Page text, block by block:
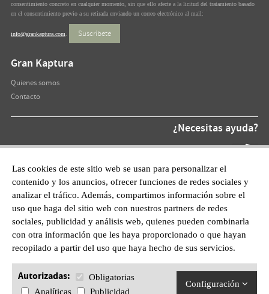
Las cookies de este sitio web se usan para personalizar el
contenido y los anuncios, ofrecer funciones de redes sociales y
analizar el tráfico. Además, compartimos información sobre el
uso que haga del sitio web con nuestros partners de redes
sociales, publicidad y análisis web, quienes pueden combinarla
con otra información que les haya proporcionado o que hayan
recopilado a partir del uso que haya hecho de sus servicios.
Autorizadas:
Obligatorias
Analíticas
Publicidad
Configuración
consentimiento concreto en cualquier momento, sin que ello afecte a la licitud del tratamiento basado
en el consentimiento previo a su retirada enviando un correo electrónico al mail:
info@grankaptura.com Suscríbete
Gran Kaptura
Quienes somos
Contacto
¿Necesitas ayuda?
Teléfono At.
872 220 055
WhatsApp:
601628210